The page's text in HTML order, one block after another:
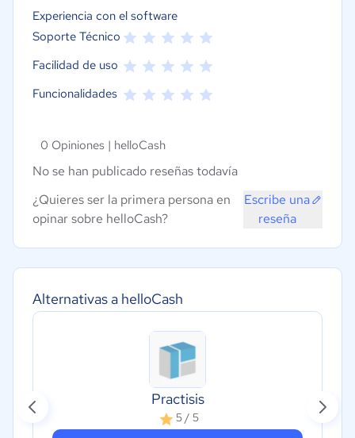
Alternativas a helloCash
Practisis
5 / 5
Experiencia con el software
Soporte Técnico
Facilidad de uso
Funcionalidades
0 Opiniones | helloCash
No se han publicado reseñas todavía
¿Quieres ser la primera persona en
opinar sobre helloCash?
Escribe una
reseña